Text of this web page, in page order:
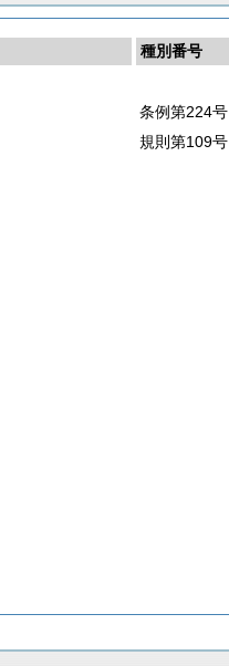
種別番号
条例第224号
規則第109号